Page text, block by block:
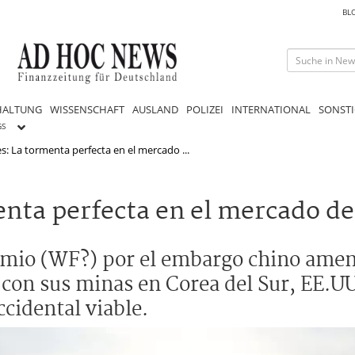
WISSENSCHAFT AUSLAND POLIZEI INTERNATIONAL
La tormenta perfecta en el mercado ...
perfecta en el mercado
(WF?) por el embargo chino
sus minas en Corea del Sur,
viable.